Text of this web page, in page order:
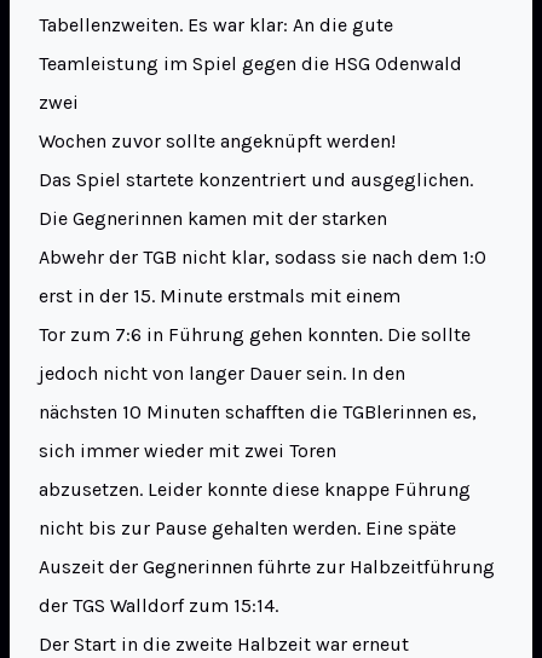
Tabellenzweiten. Es war klar: An die gute
Teamleistung im Spiel gegen die HSG Odenwald
zwei
Wochen zuvor sollte angeknüpft werden!
Das Spiel startete konzentriert und ausgeglichen.
Die Gegnerinnen kamen mit der starken
Abwehr der TGB nicht klar, sodass sie nach dem 1:0
erst in der 15. Minute erstmals mit einem
Tor zum 7:6 in Führung gehen konnten. Die sollte
jedoch nicht von langer Dauer sein. In den
nächsten 10 Minuten schafften die TGBlerinnen es,
sich immer wieder mit zwei Toren
abzusetzen. Leider konnte diese knappe Führung
nicht bis zur Pause gehalten werden. Eine späte
Auszeit der Gegnerinnen führte zur Halbzeitführung
der TGS Walldorf zum 15:14.
Der Start in die zweite Halbzeit war erneut